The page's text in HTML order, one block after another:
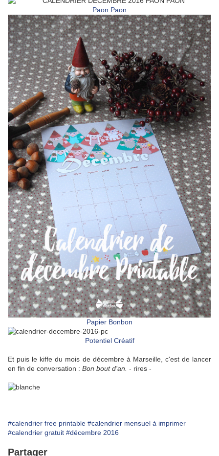
Paon Paon
Papier Bonbon
Potentiel Créatif
Et puis le kiffe du mois de décembre à Marseille, c'est de lancer
en fin de conversation : Bon bout d'an. - rires -
#calendrier free printable #calendrier mensuel à imprimer
#calendrier gratuit #décembre 2016
Partager